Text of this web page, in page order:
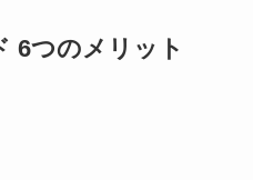
6つのメリット